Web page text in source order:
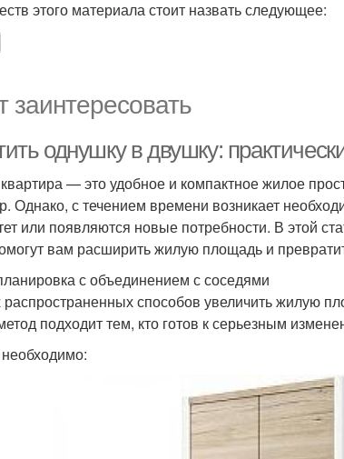
этого материала стоит назвать следующее:
однушку в двушку:
— это удобное и компактное жилое
Однако, с течением времени возникает
или появляются новые потребности. В этой
вам расширить жилую площадь и
с объединением с соседями
способов увеличить жилую
подходит тем, кто готов к серьезным